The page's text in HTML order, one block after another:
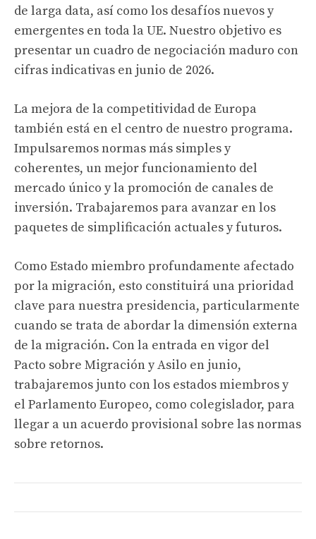
de larga data, así como los desafíos nuevos y
emergentes en toda la UE. Nuestro objetivo es
presentar un cuadro de negociación maduro con
cifras indicativas en junio de 2026.
La mejora de la competitividad de Europa
también está en el centro de nuestro programa.
Impulsaremos normas más simples y
coherentes, un mejor funcionamiento del
mercado único y la promoción de canales de
inversión. Trabajaremos para avanzar en los
paquetes de simplificación actuales y futuros.
Como Estado miembro profundamente afectado
por la migración, esto constituirá una prioridad
clave para nuestra presidencia, particularmente
cuando se trata de abordar la dimensión externa
de la migración. Con la entrada en vigor del
Pacto sobre Migración y Asilo en junio,
trabajaremos junto con los estados miembros y
el Parlamento Europeo, como colegislador, para
llegar a un acuerdo provisional sobre las normas
sobre retornos.